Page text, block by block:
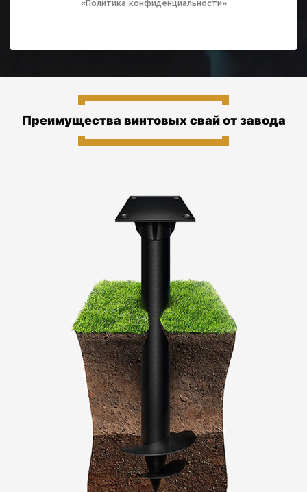
«Политика конфиденциальности»
Преимущества винтовых свай от завода